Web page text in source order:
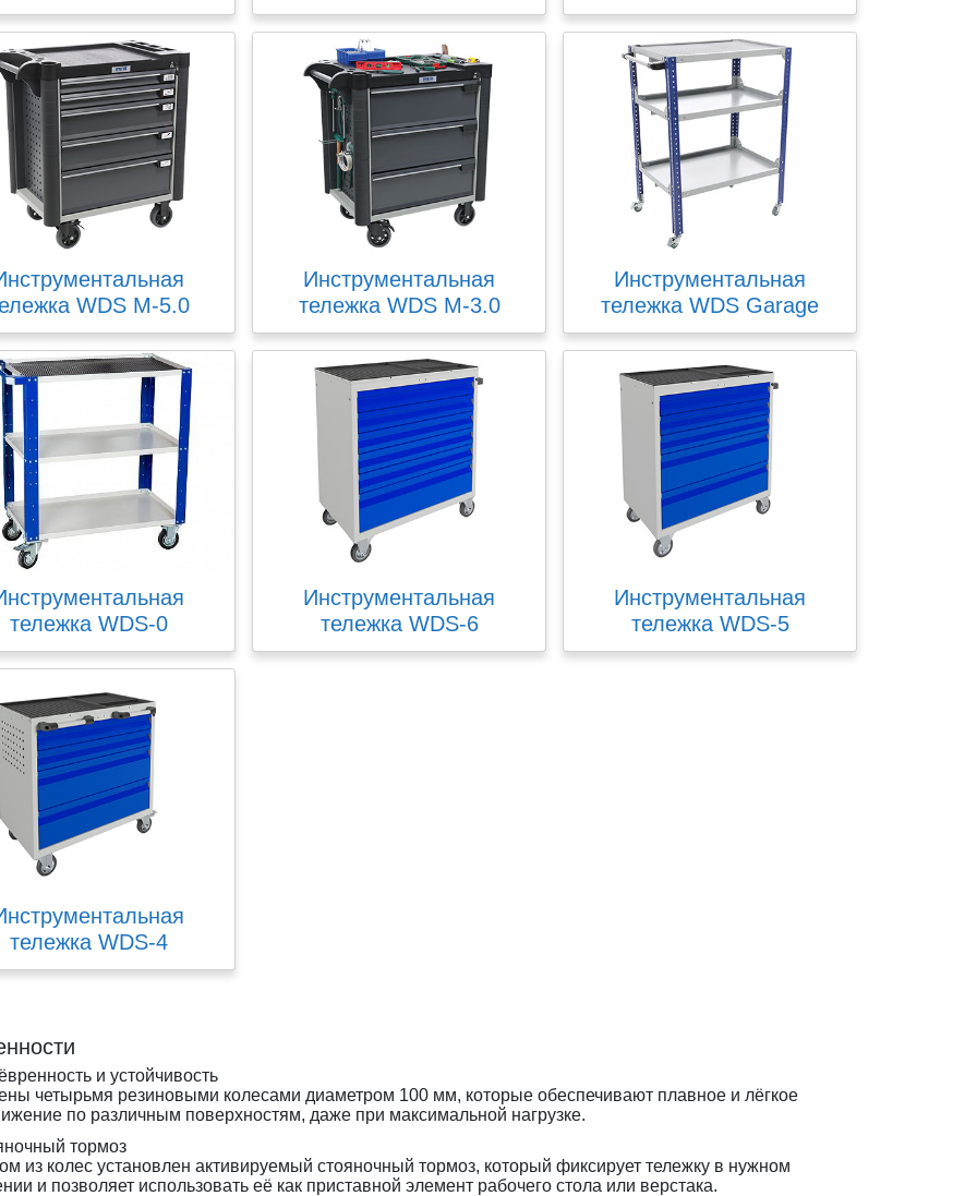
WDS M-5.0
Инструментальная
тележка WDS M-3.0
Инструментальная
тележка WDS Garage
тележка WDS-0
Инструментальная
тележка WDS-6
Инструментальная
тележка WDS-5
тележка WDS-4
и устойчивость
четырьмя резиновыми колесами диаметром 100 мм, которые обеспечивают плавное и лёгкое
по различным поверхностям, даже при максимальной нагрузке.
тормоз
из колес установлен активируемый стояночный тормоз, который фиксирует тележку в нужном
и позволяет использовать её как приставной элемент рабочего стола или верстака.